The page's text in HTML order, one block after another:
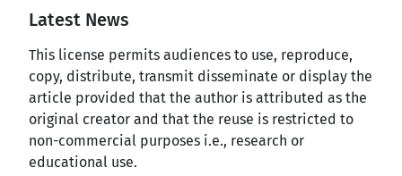
Latest News
This license permits audiences to use, reproduce,
copy, distribute, transmit disseminate or display the
article provided that the author is attributed as the
original creator and that the reuse is restricted to
non-commercial purposes i.e., research or
educational use.